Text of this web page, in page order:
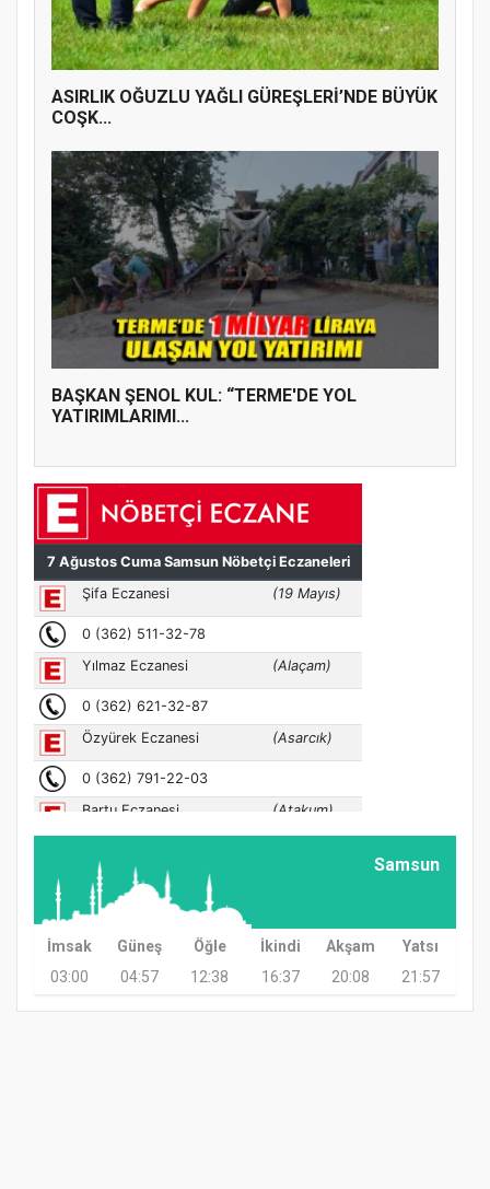
ASIRLIK OĞUZLU YAĞLI GÜREŞLERİ’NDE BÜYÜK
COŞK...
BAŞKAN ŞENOL KUL: “TERME'DE YOL
YATIRIMLARIMI...
Samsun
İmsak Güneş Öğle İkindi Akşam
Yatsı
03:00
04:57 12:38 16:37 20:08 21:57